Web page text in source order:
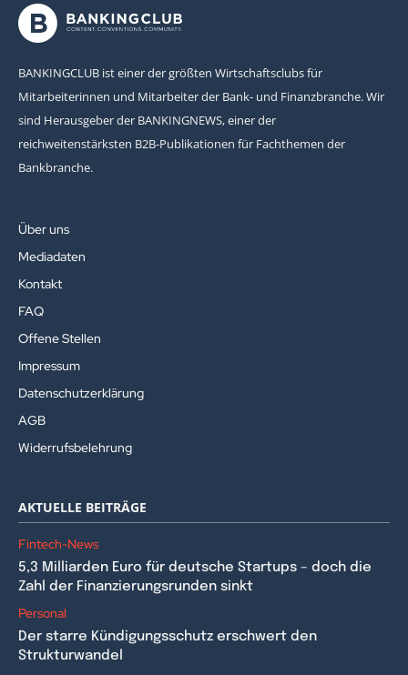
BANKINGCLUB ist einer der größten Wirtschaftsclubs für
Mitarbeiterinnen und Mitarbeiter der Bank- und Finanzbranche. Wir
sind Herausgeber der BANKINGNEWS, einer der
reichweitenstärksten B2B-Publikationen für Fachthemen der
Bankbranche.
Über uns
Mediadaten
Kontakt
FAQ
Offene Stellen
Impressum
Datenschutzerklärung
AGB
Widerrufsbelehrung
AKTUELLE BEITRÄGE
Fintech-News
5,3 Milliarden Euro für deutsche Startups – doch die
Zahl der Finanzierungsrunden sinkt
Personal
Der starre Kündigungsschutz erschwert den
Strukturwandel